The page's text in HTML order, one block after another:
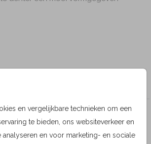
en vergelijkbare technieken om een
te bieden, ons websiteverkeer en
analyseren en voor marketing- en sociale
stijl